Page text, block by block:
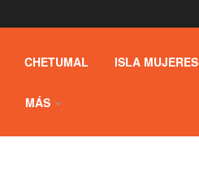
CHETUMAL ISLA MUJERES
MÁS